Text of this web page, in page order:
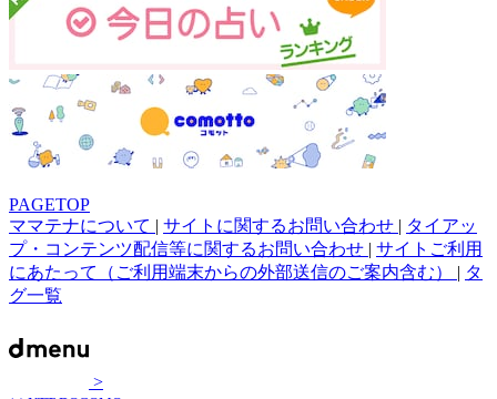
PAGETOP
ママテナについて | サイトに関するお問い合わせ | タイアッ
プ・コンテンツ配信等に関するお問い合わせ | サイトご利用
にあたって（ご利用端末からの外部送信のご案内含む） | タ
グ一覧
>